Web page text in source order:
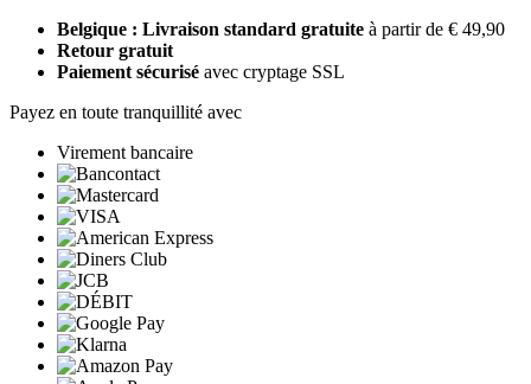
Belgique : Livraison standard gratuite à partir de € 49,90
Retour gratuit
Paiement sécurisé avec cryptage SSL
Payez en toute tranquillité avec
Virement bancaire